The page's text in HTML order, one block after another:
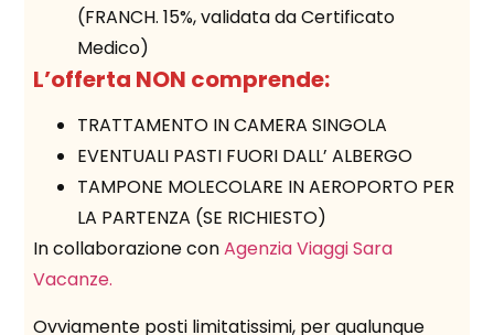
(FRANCH. 15%, validata da Certificato
Medico)
L’offerta NON comprende:
TRATTAMENTO IN CAMERA SINGOLA
EVENTUALI PASTI FUORI DALL’ ALBERGO
TAMPONE MOLECOLARE IN AEROPORTO PER
LA PARTENZA (SE RICHIESTO)
In collaborazione conAgenzia Viaggi Sara
Vacanze.
Ovviamente posti limitatissimi, per qualunque